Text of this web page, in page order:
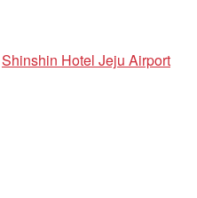
Shinshin Hotel Jeju Airport